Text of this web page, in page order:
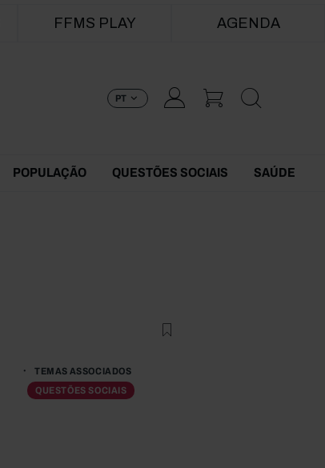
FFMS PLAY AGENDA
PT
POPULAÇÃO QUESTÕES SOCIAIS SAÚDE
TEMAS ASSOCIADOS
QUESTÕES SOCIAIS